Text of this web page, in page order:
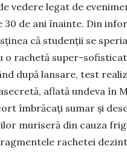
vedere legat de
30 de ani înainte. Din
că studenţii se
o rachetă super-
după lansare, test
aflată undeva în
îmbrăcaţi sumar şi
muriseră din cauza
rachetei